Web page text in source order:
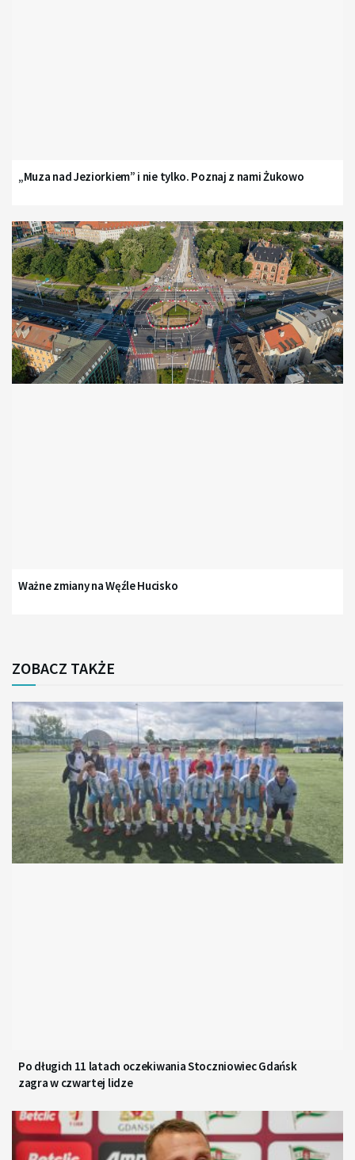
„Muza nad Jeziorkiem” i nie tylko. Poznaj z nami Żukowo
Ważne zmiany na Węźle Hucisko
ZOBACZ TAKŻE
Po długich 11 latach oczekiwania Stoczniowiec Gdańsk
zagra w czwartej lidze